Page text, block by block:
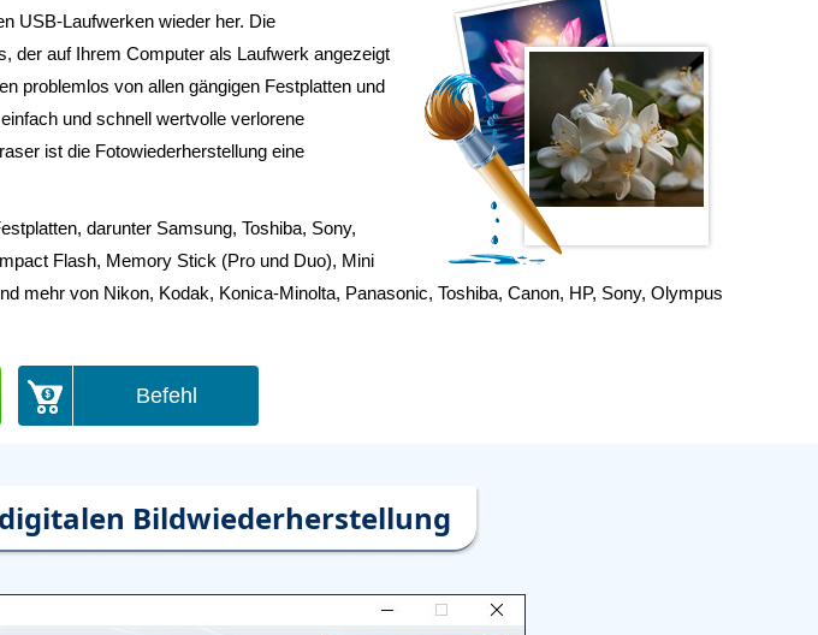
USB-Laufwerken wieder her. Die
der auf Ihrem Computer als Laufwerk angezeigt
problemlos von allen gängigen Festplatten und
und schnell wertvolle verlorene
ist die Fotowiederherstellung eine
darunter Samsung, Toshiba, Sony,
Flash, Memory Stick (Pro und Duo), Mini
von Nikon, Kodak, Konica-Minolta, Panasonic, Toshiba, Canon, HP, Sony, Olympus
Befehl
Bildwiederherstellung